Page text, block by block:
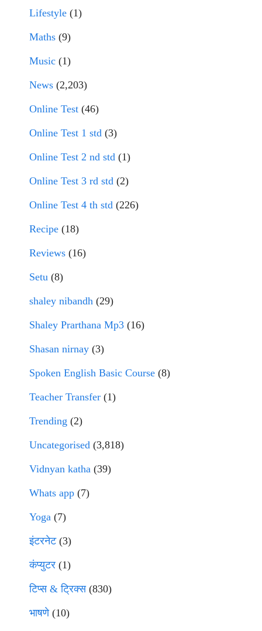
Lifestyle (1)
Maths (9)
Music (1)
News (2,203)
Online Test (46)
Online Test 1 std (3)
Online Test 2 nd std (1)
Online Test 3 rd std (2)
Online Test 4 th std (226)
Recipe (18)
Reviews (16)
Setu (8)
shaley nibandh (29)
Shaley Prarthana Mp3 (16)
Shasan nirnay (3)
Spoken English Basic Course (8)
Teacher Transfer (1)
Trending (2)
Uncategorised (3,818)
Vidnyan katha (39)
Whats app (7)
Yoga (7)
इंटरनेट(3)
कंप्युटर (1)
टिप्स & ट्रिक्स(830)
भाषणे(10)